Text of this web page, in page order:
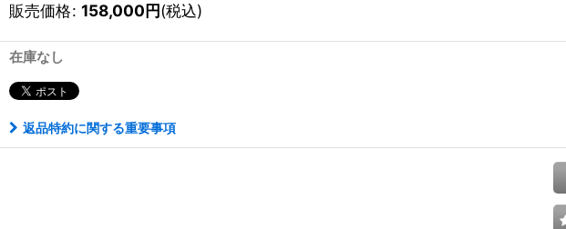
販売価格: 158,000円(税込)
在庫なし
返品特約に関する重要事項